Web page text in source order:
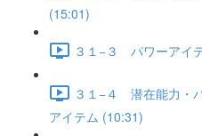
(15:01)
３１−３ パワーアイ
３１−４ 潜在能力・
アイテム (10:31)